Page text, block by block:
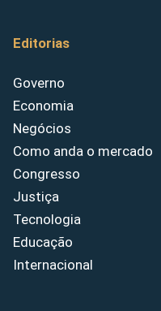
Editorias
Governo
Economia
Negócios
Como anda o mercado
Congresso
Justiça
Tecnologia
Educação
Internacional